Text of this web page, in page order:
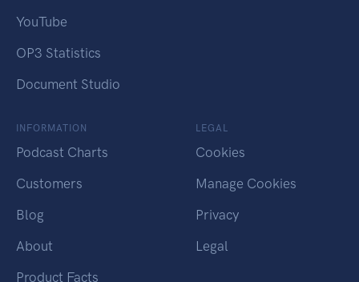
YouTube
OP3 Statistics
Document Studio
INFORMATION
Podcast Charts
Customers
Blog
About
Product Facts
LEGAL
Cookies
Manage Cookies
Privacy
Legal